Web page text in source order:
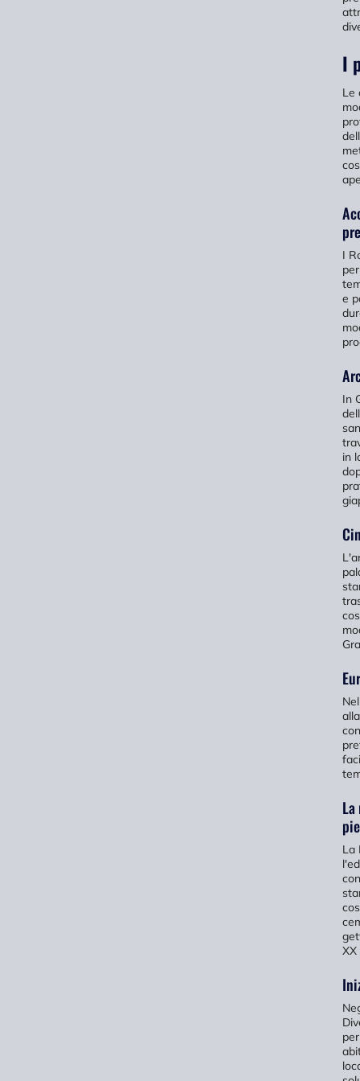
I
Le
I
e
In
in
La
XX